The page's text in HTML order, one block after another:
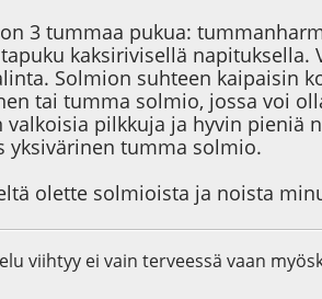
3 tummaa pukua:
kaksirivisellä
Solmion suhteen kaipaisin
tai tumma solmio, jossa voi
valkoisia pilkkuja ja hyvin pieniä
yksivärinen tumma solmio.
olette solmioista ja noista
viihtyy ei vain terveessä vaan